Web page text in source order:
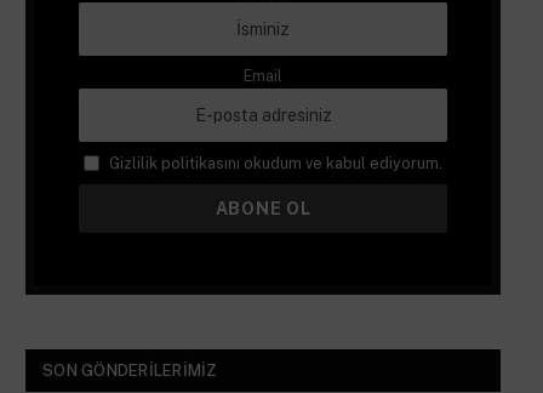
Email
Gizlilik politikasını okudum ve kabul ediyorum.
SON GÖNDERILERIMIZ